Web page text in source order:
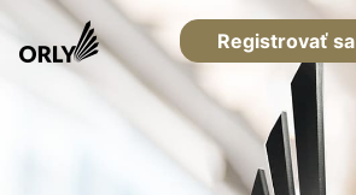
Registrovať sa